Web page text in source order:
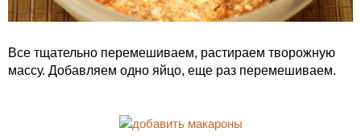
Все тщательно перемешиваем, растираем творожную
массу. Добавляем одно яйцо, еще раз перемешиваем.